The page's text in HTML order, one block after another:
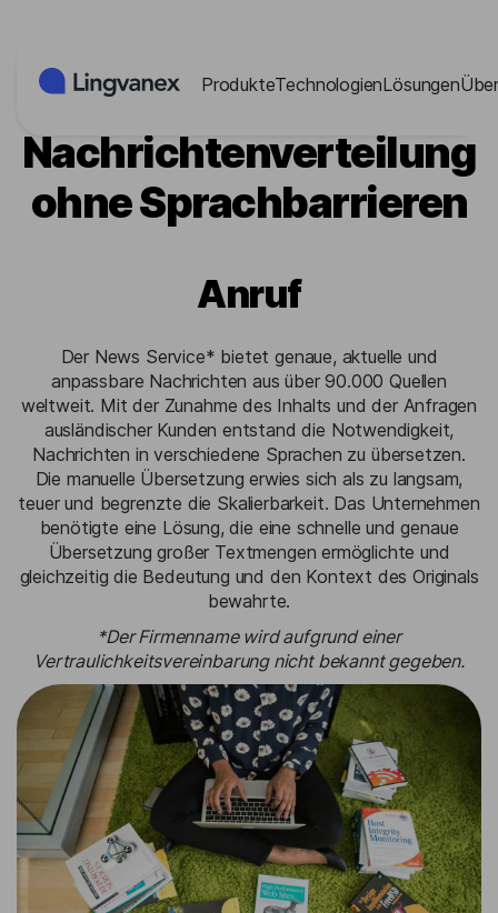
ProdukteTechnologienLösungen
Internationale
Nachrichtenverteilung
ohne Sprachbarrieren
Anruf
Der News Service* bietet genaue, aktuelle und
anpassbare Nachrichten aus über 90.000 Quellen
weltweit. Mit der Zunahme des Inhalts und der Anfragen
ausländischer Kunden entstand die Notwendigkeit,
Nachrichten in verschiedene Sprachen zu übersetzen.
Die manuelle Übersetzung erwies sich als zu langsam,
teuer und begrenzte die Skalierbarkeit. Das Unternehmen
benötigte eine Lösung, die eine schnelle und genaue
Übersetzung großer Textmengen ermöglichte und
gleichzeitig die Bedeutung und den Kontext des Originals
bewahrte.
*Der Firmenname wird aufgrund einer
Vertraulichkeitsvereinbarung nicht bekannt gegeben.